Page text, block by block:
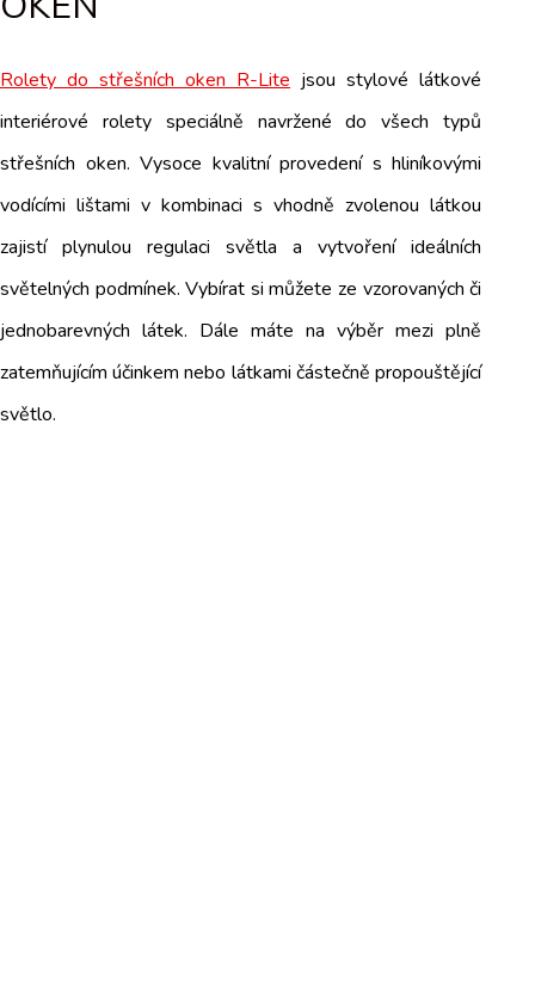
Rolety do střešních oken R-Lite jsou stylové látkové
interiérové rolety speciálně navržené do všech typů
střešních oken. Vysoce kvalitní provedení s hliníkovými
vodícími lištami v kombinaci s vhodně zvolenou látkou
zajistí plynulou regulaci světla a vytvoření ideálních
světelných podmínek. Vybírat si můžete ze vzorovaných či
jednobarevných látek. Dále máte na výběr mezi plně
zatemňujícím účinkem nebo látkami částečně propouštějící
světlo.